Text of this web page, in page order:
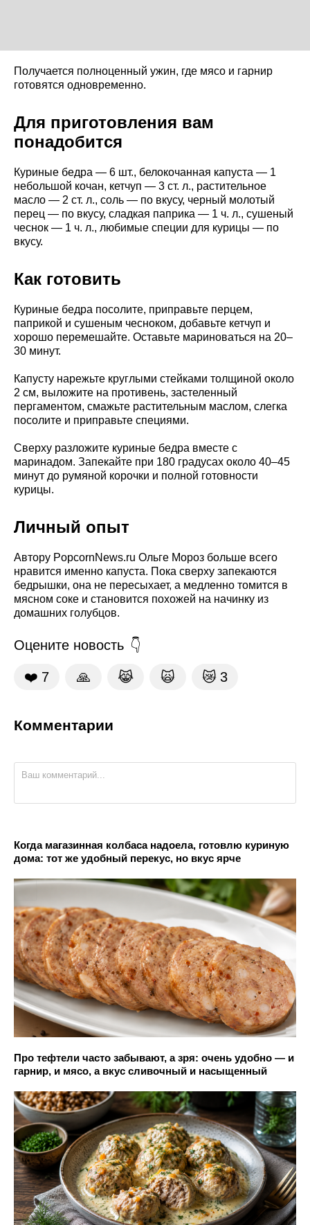
Получается полноценный ужин, где мясо и гарнир
готовятся одновременно.
Для приготовления вам
понадобится
Куриные бедра — 6 шт., белокочанная капуста — 1
небольшой кочан, кетчуп — 3 ст. л., растительное
масло — 2 ст. л., соль — по вкусу, черный молотый
перец — по вкусу, сладкая паприка — 1 ч. л., сушеный
чеснок — 1 ч. л., любимые специи для курицы — по
вкусу.
Как готовить
Куриные бедра посолите, приправьте перцем,
паприкой и сушеным чесноком, добавьте кетчуп и
хорошо перемешайте. Оставьте мариноваться на 20–
30 минут.
Капусту нарежьте круглыми стейками толщиной около
2 см, выложите на противень, застеленный
пергаментом, смажьте растительным маслом, слегка
посолите и приправьте специями.
Сверху разложите куриные бедра вместе с
маринадом. Запекайте при 180 градусах около 40–45
минут до румяной корочки и полной готовности
курицы.
Личный опыт
Автору PopcornNews.ru Ольге Мороз больше всего
нравится именно капуста. Пока сверху запекаются
бедрышки, она не пересыхает, а медленно томится в
мясном соке и становится похожей на начинку из
домашних голубцов.
Оцените новость
❤️ 7 🙏 😹 🙀 😿 3
Комментарии
Когда магазинная колбаса надоела, готовлю куриную
дома: тот же удобный перекус, но вкус ярче
Про тефтели часто забывают, а зря: очень удобно — и
гарнир, и мясо, а вкус сливочный и насыщенный